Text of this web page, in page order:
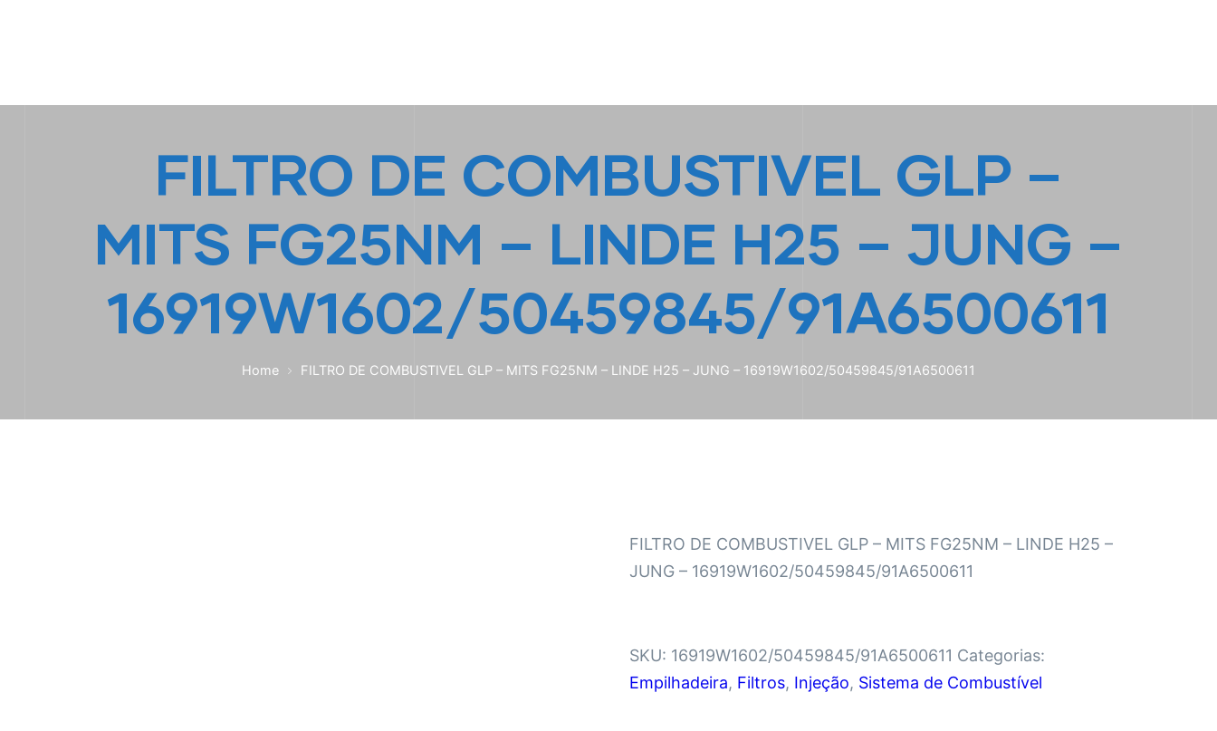
FILTRO DE COMBUSTIVEL GLP –
MITS FG25NM – LINDE H25 – JUNG –
16919W1602/50459845/91A6500611
Home FILTRO DE COMBUSTIVEL GLP – MITS FG25NM – LINDE H25 – JUNG – 16919W1602/50459845/91A6500611
FILTRO DE COMBUSTIVEL GLP – MITS FG25NM – LINDE H25 –
JUNG – 16919W1602/50459845/91A6500611
SKU: 16919W1602/50459845/91A6500611 Categorias:
Empilhadeira, Filtros, Injeção, Sistema de Combustível